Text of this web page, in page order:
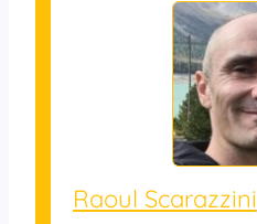
Raoul Scarazzini